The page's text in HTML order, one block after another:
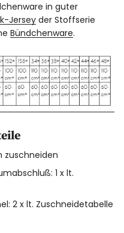
in guter
Jerseyder Stoffserie
Bündchenware.
zuschneiden
1 x lt.
2 x lt. Zuschneidetabelle